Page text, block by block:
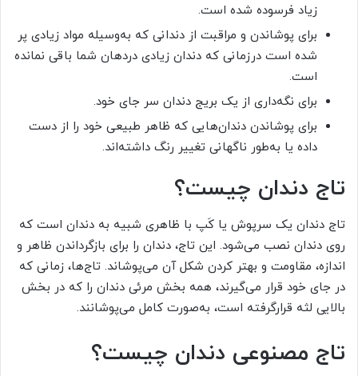
زیاد فرسوده شده است.
برای پوشاندن و مراقبت از دندانی که به‌وسیله مواد زیادی پر
شده است درزمانی که دندان زیادی دردهان شما باقی نمانده
است.
برای نگه‌داری از یک بریج دندان سر جای خود.
برای پوشاندن دندان‌هایی که ظاهر طبیعی خود را از دست
داده یا به‌طور ناگهانی تغییر رنگ داشته‌اند.
تاج دندان چیست؟
تاج دندان یک سرپوش یا کَپ با ظاهری شبیه به دندان است که
روی دندان نصب می‌شود. این تاج، دندان را برای بازگرداندن ظاهر و
اندازه، مقاومت و بهتر کردن شکل آن می‌پوشاند. تاج‌ها، زمانی که
در جای خود قرار می‌گیرند، همه بخش مرئی دندان را که در بخش
بالایی لثه قرارگرفته است، به‌صورت کامل می‌پوشانند.
تاج مصنوعی دندان چیست؟